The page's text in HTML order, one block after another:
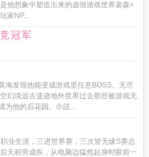
他想象中塑造出来的虚假游戏世界裴森×
家NP...
冠军
海发现他能变成游戏里任意BOSS。无尽
幻境远古遗迹地外世界过去那些被游戏无
为他的后花园。尒説...
业生涯，三进世界赛，三次皆无缘S赛总
天积劳成疾，从电脑边猛然起身时眼前一